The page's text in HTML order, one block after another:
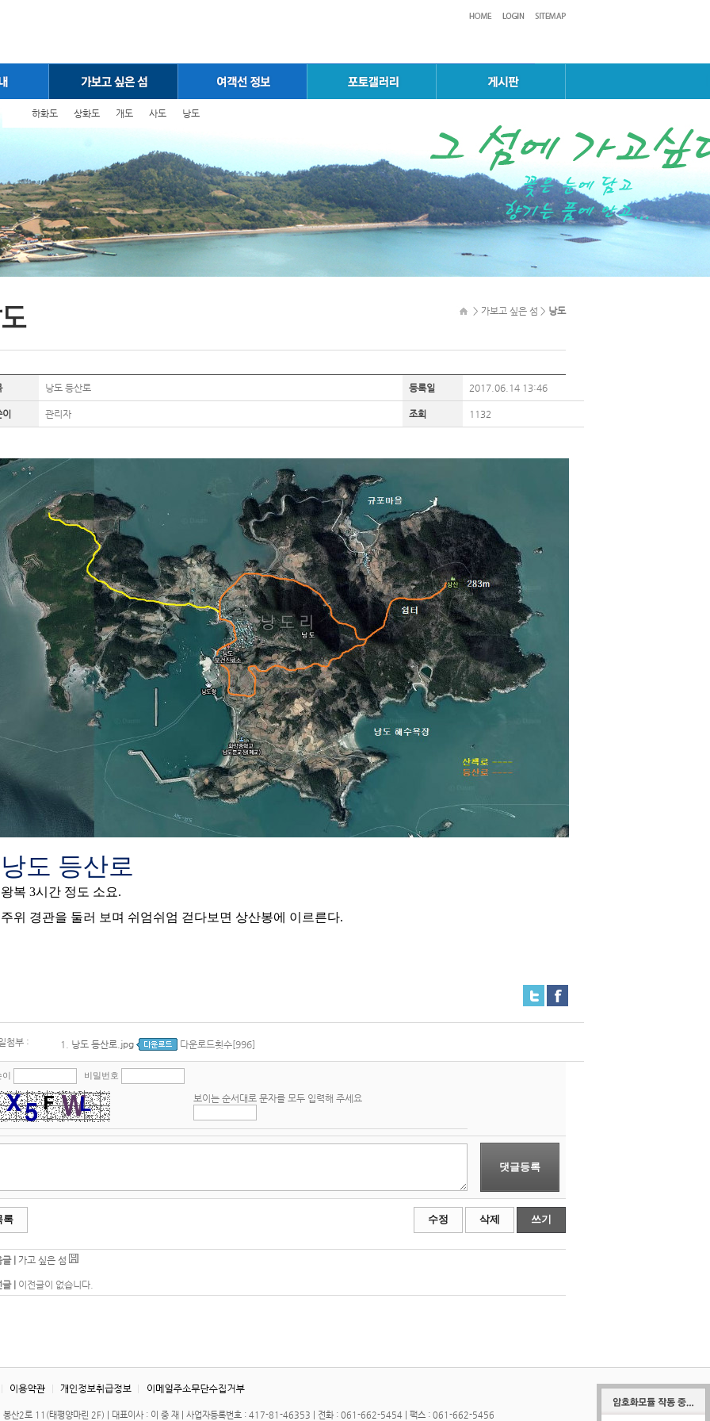
하화도 상화도 개도 사도 낭도
> 가보고 싶은 섬 > 낭도
낭도 등산로 등록일 2017.06.14 13:46
관리자 조회 1132
낭도 등산로
왕복 3시간 정도 소요.
주위 경관을 둘러 보며 쉬엄쉬엄 걷다보면 상산봉에 이르른다.
첨부 : 1. 낭도 등산로.jpg 다운로드횟수[996]
이 비밀번호
보이는 순서대로 문자를 모두 입력해 주세요
댓글등록
록 수정 삭제 쓰기
| 가고 싶은 섬
| 이전글이 없습니다.
봉산2로 11(태평양마린 2F) | 대표이사 : 이 중 재 | 사업자등록번호 : 417-81-46353 | 전화 : 061-662-5454 | 팩스 : 061-662-5456